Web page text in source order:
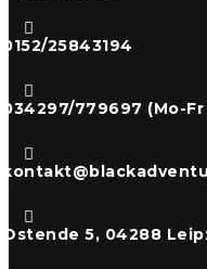

0152/25843194

034297/779697 (Mo-


Ostende 5, 04288